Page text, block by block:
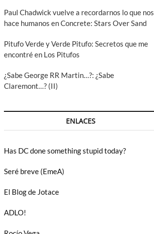
Paul Chadwick vuelve a recordarnos lo que nos
hace humanos en Concrete: Stars Over Sand
Pitufo Verde y Verde Pitufo: Secretos que me
encontré en Los Pitufos
¿Sabe George RR Martin…?: ¿Sabe
Claremont…? (II)
ENLACES
Has DC done something stupid today?
Seré breve (EmeA)
El Blog de Jotace
ADLO!